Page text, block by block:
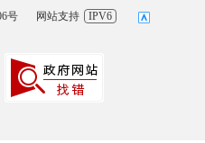
号
网站支持 IPV6